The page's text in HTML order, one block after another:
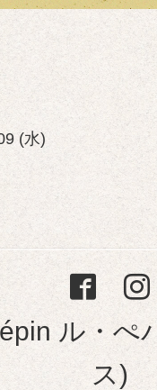
(水)
ル・ぺ
ス)